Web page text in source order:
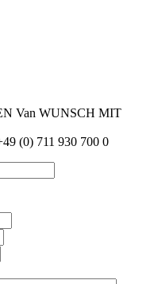
Van WUNSCH MIT
(0) 711 930 700 0